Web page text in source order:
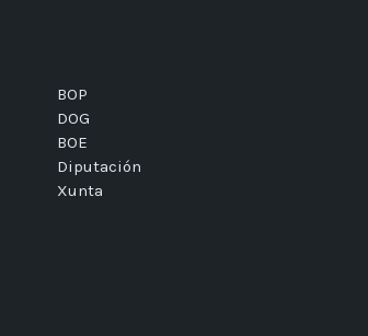
BOP
DOG
BOE
Diputación
Xunta